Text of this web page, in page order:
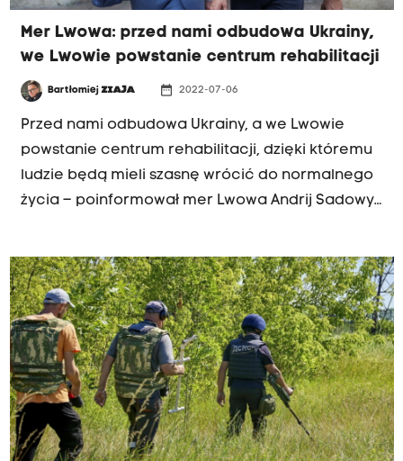
Mer Lwowa: przed nami odbudowa Ukrainy,
we Lwowie powstanie centrum rehabilitacji
BartłomiejZIAJA date_range 2022-07-06
Przed nami odbudowa Ukrainy, a we Lwowie
powstanie centrum rehabilitacji, dzięki któremu
ludzie będą mieli szasnę wrócić do normalnego
życia – poinformował mer Lwowa Andrij Sadowy,